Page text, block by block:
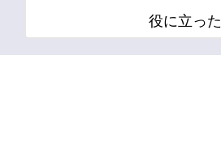
役に立った